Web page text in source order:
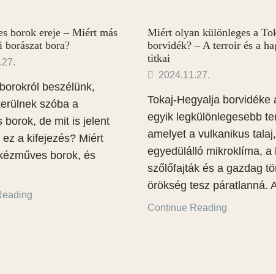
borok ereje – Miért más
borászat bora?
beszélünk,
szóba a
borok, de mit is jelent
a kifejezés? Miért
borok, és
Miért olyan különleges a
borvidék? – A terroir és a
titkai
2024.11.27.
Tokaj-Hegyalja borvidéke
egyik legkülönlegesebb
amelyet a vulkanikus
egyedülálló mikroklíma, a
szőlőfajták és a gazdag
örökség tesz páratlanná.
Continue Reading